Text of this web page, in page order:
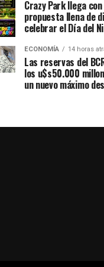
Crazy Park llega
propuesta llena de
celebrar el Día del
ECONOMÍA 14 horas
Las reservas del
los u$s50.000
un nuevo máximo